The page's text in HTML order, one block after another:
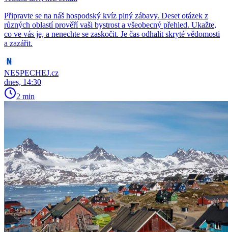
Připravte se na náš hospodský kvíz plný zábavy. Deset otázek z
různých oblastí prověří vaši bystrost a všeobecný přehled. Ukažte,
co ve vás je, a nenechte se zaskočit. Je čas odhalit skryté vědomosti
a zazářit.
NESPECHEJ.cz
dnes, 14:30
2 min